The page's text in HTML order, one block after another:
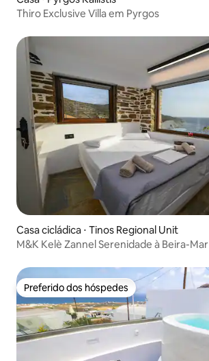
Thiro Exclusive Villa em Pyrgos
Casa cicládica ⋅ Tinos Regional Unit
M&K Kelè Zannel Serenidade à Beira-Mar
Preferido dos hóspedes
Preferido dos hóspedes